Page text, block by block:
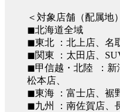
＜対象店舗（配属地
◼︎北海道全域
◼︎東北 ：北上店、名
◼︎関東 ：太田店、
◼︎甲信越・北陸 ：新
松本店、
◼︎東海 ：富士店、裾
◼︎九州 ：南佐賀店、